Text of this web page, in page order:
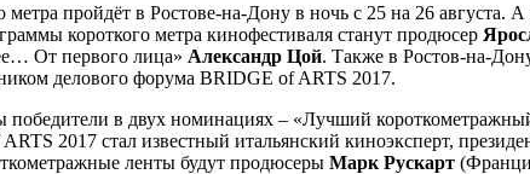
пройдёт в Ростове-на-Дону в ночь с 25 на 26
короткого метра кинофестиваля станут продюсер
От первого лица» Александр Цой. Также в Ростов-на-
делового форума BRIDGE of ARTS 2017.
победители в двух номинациях – «Лучший
2017 стал известный итальянский киноэксперт,
ленты будут продюсеры Марк Рускарт